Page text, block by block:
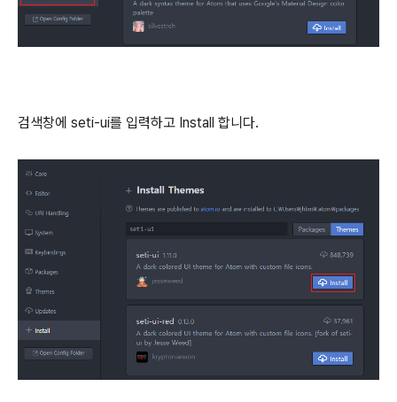
검색창에 seti-ui를 입력하고 Install 합니다.